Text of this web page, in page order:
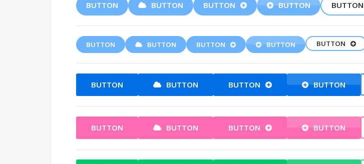
BUTTON BUTTON BUTTON BUTTON BUTTON
BUTTON BUTTON BUTTON BUTTON BUTTON
BUTTON BUTTON BUTTON BUTTON
BUTTON BUTTON BUTTON BUTTON